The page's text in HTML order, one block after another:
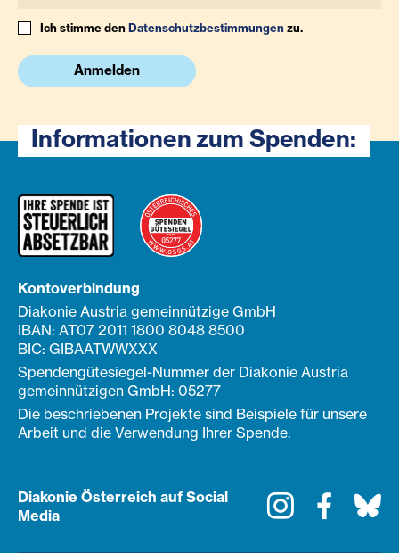
Ich stimme denDatenschutzbestimmungenzu.
Anmelden
Informationen zum Spenden:
Kontoverbindung
Diakonie Austria gemeinnützige GmbH
IBAN: AT07 2011 1800 8048 8500
BIC: GIBAATWWXXX
Spendengütesiegel-Nummer der Diakonie Austria
gemeinnützigen GmbH: 05277
Die beschriebenen Projekte sind Beispiele für unsere
Arbeit und die Verwendung Ihrer Spende.
Diakonie Österreich auf Social
Media
Instagram